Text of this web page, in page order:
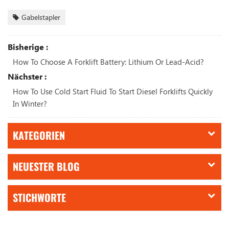
Gabelstapler
Bisherige :
How To Choose A Forklift Battery: Lithium Or Lead-Acid?
Nächster :
How To Use Cold Start Fluid To Start Diesel Forklifts Quickly
In Winter?
KATEGORIEN
NEUESTER BLOG
STICHWORTE